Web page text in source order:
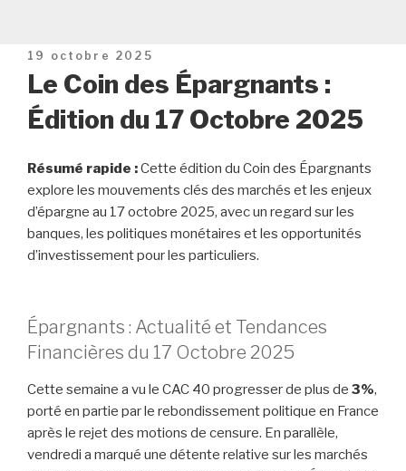
Publié
le
19 octobre 2025
Le Coin des Épargnants :
Édition du 17 Octobre 2025
Résumé rapide :Cette édition du Coin des Épargnants
explore les mouvements clés des marchés et les enjeux
d’épargne au 17 octobre 2025, avec un regard sur les
banques, les politiques monétaires et les opportunités
d’investissement pour les particuliers.
Épargnants : Actualité et Tendances
Financières du 17 Octobre 2025
Cette semaine a vu le CAC 40 progresser de plus de 3%,
porté en partie par le rebondissement politique en France
après le rejet des motions de censure. En parallèle,
vendredi a marqué une détente relative sur les marchés